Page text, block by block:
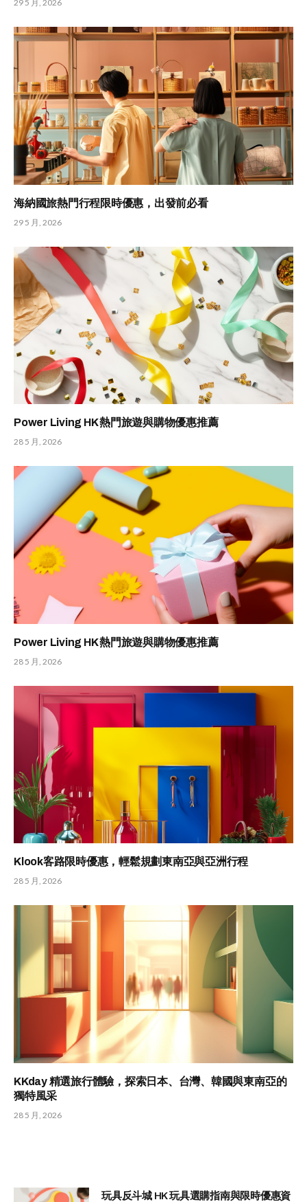
29 5 月, 2026
海納國旅熱門行程限時優惠，出發前必看
29 5 月, 2026
Power Living HK 熱門旅遊與購物優惠推薦
28 5 月, 2026
Power Living HK 熱門旅遊與購物優惠推薦
28 5 月, 2026
Klook客路限時優惠，輕鬆規劃東南亞與亞洲行程
28 5 月, 2026
KKday 精選旅行體驗，探索日本、台灣、韓國與東南亞的
獨特風采
28 5 月, 2026
玩具反斗城 HK 玩具選購指南與限時優惠資